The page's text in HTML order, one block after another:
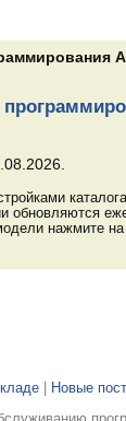
обновляются
нажмите
Новые